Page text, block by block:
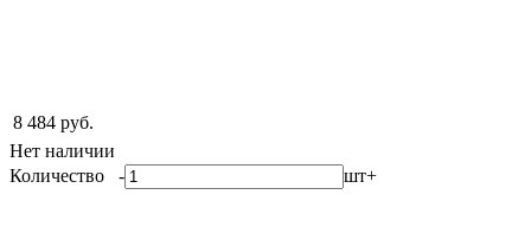
8 484 руб.
Нет наличии
Количество - шт+